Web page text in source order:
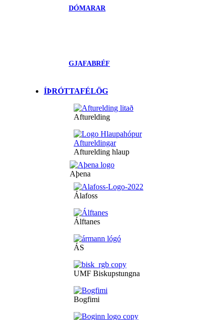
DÓMARAR
GJAFABRÉF
ÍÞRÓTTAFÉLÖG
Afturelding
Afturelding hlaup
Aþena
Álafoss
Álftanes
ÁS
UMF Biskupstungna
Bogfimi